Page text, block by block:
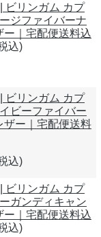
ビリンガム カプ
ジファイバーナ
ー｜宅配便送料込
込)
ビリンガム カプ
ビーファイバー
ザー｜宅配便送料
込)
ビリンガム カプ
ガンディキャン
ー｜宅配便送料込
込)